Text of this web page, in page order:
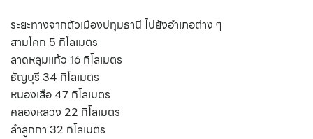
ระยะทางจากตัวเมืองปทุมธานี ไปยังอำเภอต่าง ๆ
สามโคก 5 กิโลเมตร
ลาดหลุมเเก้ว 16 กิโลเมตร
ธัญบุรี 34 กิโลเมตร
หนองเสือ 47 กิโลเมตร
คลองหลวง 22 กิโลเมตร
ลำลูกกา 32 กิโลเมตร